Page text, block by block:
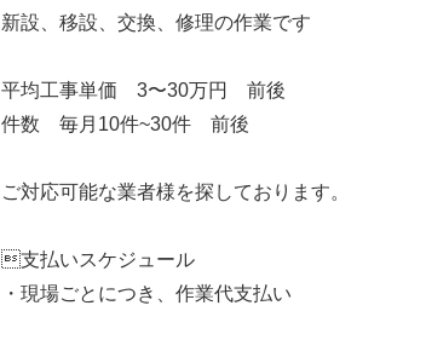
新設、移設、交換、修理の作業です
平均工事単価 3〜30万円 前後
件数 毎月10件~30件 前後
ご対応可能な業者様を探しております。
支払いスケジュール
・現場ごとにつき、作業代支払い